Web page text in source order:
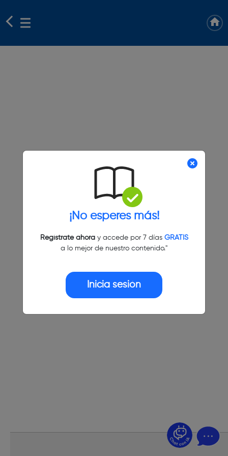
¡No esperes más!
Regístrate ahoray accede por 7 días GRATIS
a lo mejor de nuestro contenido."
Inicia sesión